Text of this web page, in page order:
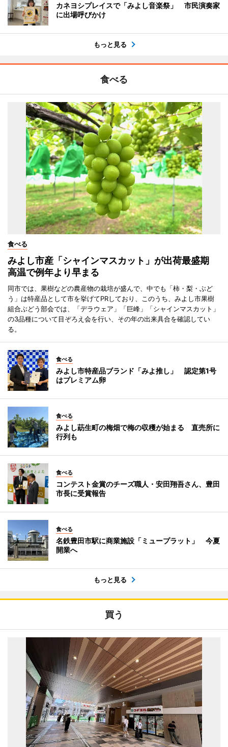
カネヨシプレイスで「みよし音楽祭」 市民演奏家
に出場呼びかけ
もっと見る
食べる
食べる
みよし市産「シャインマスカット」が出荷最盛期
高温で例年より早まる
同市では、果樹などの農産物の栽培が盛んで、中でも「柿・梨・ぶど
う」は特産品として市を挙げてPRしており、このうち、みよし市果樹
組合ぶどう部会では、「デラウェア」「巨峰」「シャインマスカット」
の3品種について目ぞろえ会を行い、その年の出来具合を確認してい
る。
食べる
みよし市特産品ブランド「みよ推し」 認定第1号
はプレミアム卵
食べる
みよし莇生町の梅畑で梅の収穫が始まる 直売所に
行列も
食べる
コンテスト金賞のチーズ職人・安田翔吾さん、豊田
市長に受賞報告
食べる
名鉄豊田市駅に商業施設「ミュープラット」 今夏
開業へ
もっと見る
買う